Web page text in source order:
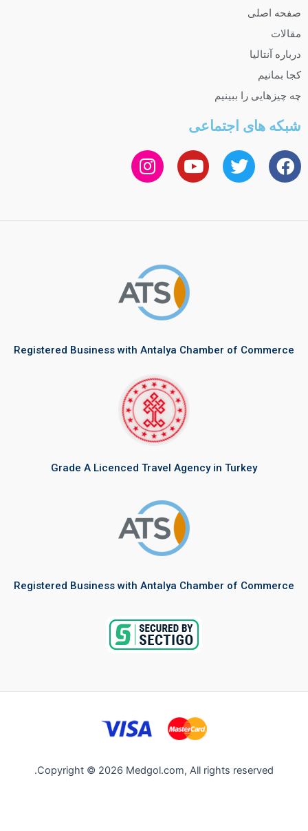
صفحه اصلی
مقالات
درباره آنتالیا
کجا بمانیم
چه چیزهایی را ببینیم
شبکه های اجتماعی
F
a
T
w
Y
o
I
n
r
a
m
Registered Business with Antalya Chamber of Commerce
Grade A Licenced Travel Agency in Turkey
Registered Business with Antalya Chamber of Commerce
Copyright © 2026 Medgol.com, All rights reserved.